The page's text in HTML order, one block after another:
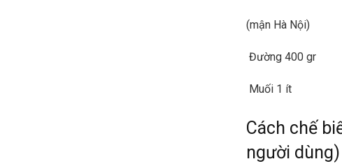
(mận Hà Nội)
Đường 400 gr
Muối 1 ít
Cách chế
người dùng)